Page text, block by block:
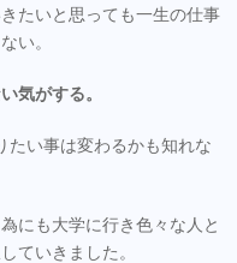
たいと思っても一生の仕事
い。
気がする。
たい事は変わるかも知れな
にも大学に行き色々な人と
ていきました。